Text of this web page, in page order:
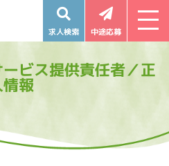
求人検索 中途応募
ビス提供責任者／正
報